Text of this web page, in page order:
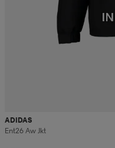
ADIDAS
Ent26 Aw Jkt